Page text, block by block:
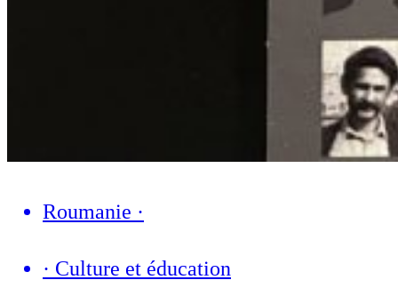
Roumanie ·
· Culture et éducation